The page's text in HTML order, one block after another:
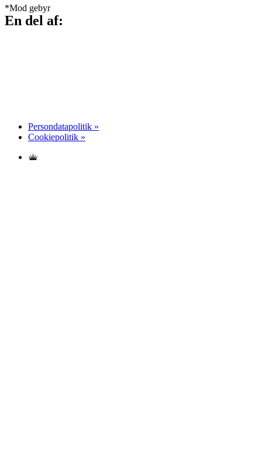
*Mod gebyr
En del af:
Persondatapolitik »
Cookiepolitik »